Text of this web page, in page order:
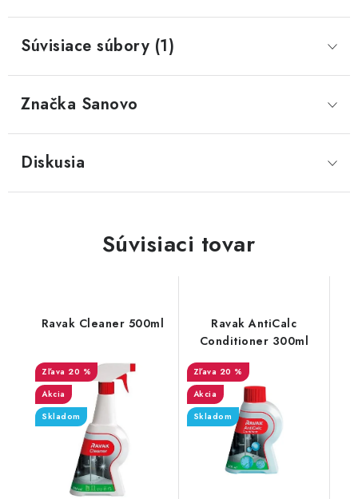
Súvisiace súbory (1)
Značka Sanovo
Diskusia
Súvisiaci tovar
Ravak Cleaner 500ml
20 %
Akcia
Skladom
Ravak AntiCalc
Conditioner 300ml
20 %
Akcia
Skladom